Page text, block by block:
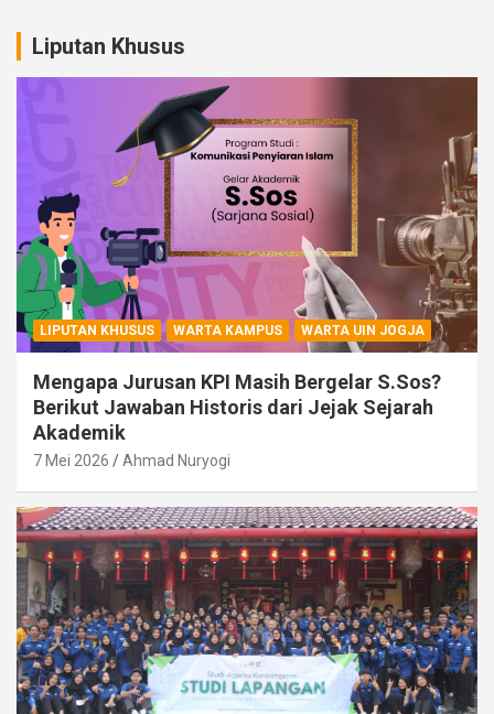
Liputan Khusus
LIPUTAN KHUSUS WARTA KAMPUS WARTA UIN JOGJA
Mengapa Jurusan KPI Masih Bergelar S.Sos?
Berikut Jawaban Historis dari Jejak Sejarah
Akademik
7 Mei 2026 Ahmad Nuryogi